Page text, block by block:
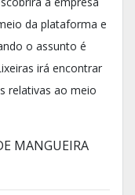
da plataforma e
o assunto é
irá encontrar
relativas ao meio
MANGUEIRA